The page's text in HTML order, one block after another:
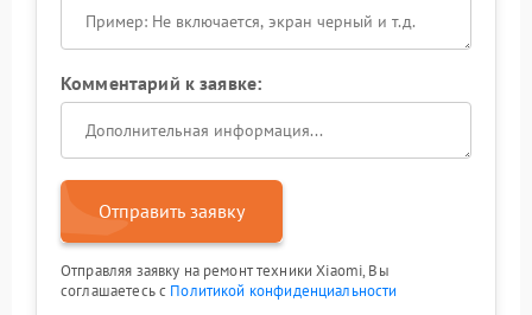
Комментарий к заявке:
Отправить заявку
Отправляя заявку на ремонт техники Xiaomi, Вы
соглашаетесь с Политикой конфиденциальности